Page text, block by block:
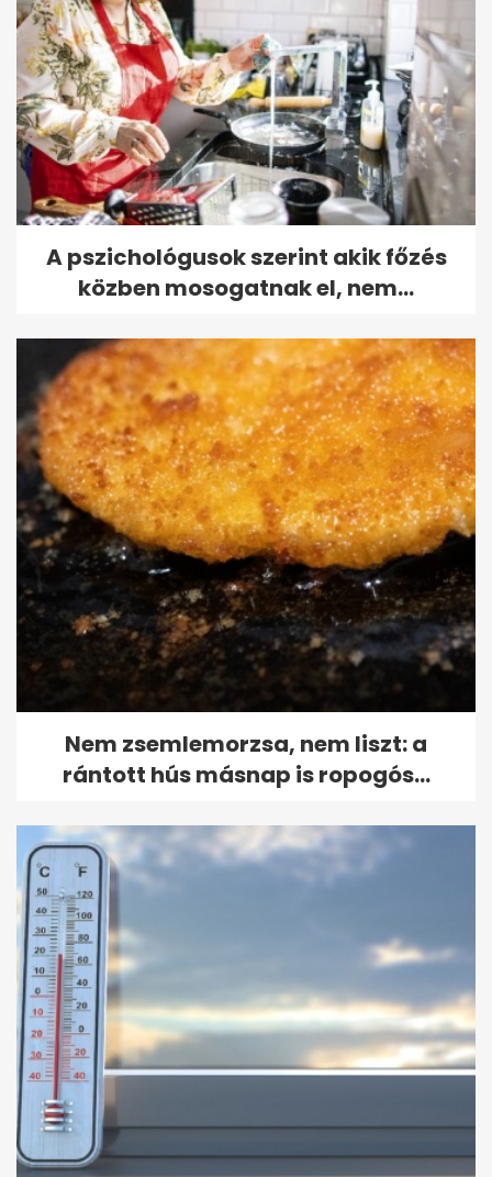
A pszichológusok szerint akik főzés
közben mosogatnak el, nem...
Nem zsemlemorzsa, nem liszt: a
rántott hús másnap is ropogós...